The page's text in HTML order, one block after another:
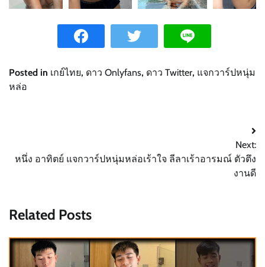
Posted in เกย์ไทย, ดาว Onlyfans, ดาว Twitter, แจกวาร์ปหนุ่ม
หล่อ
navigation
Next:
หนึ่ง อาทิตย์ แจกวาร์ปหนุ่มหล่อเร้าใจ ลีลาเร้าอารมณ์ ตัวตึง
งานดี
Related Posts